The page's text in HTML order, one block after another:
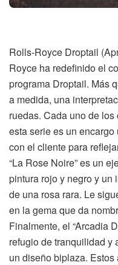
Rolls-Royce Droptail
Royce ha redefinido el
programa Droptail. Más
a medida, una
ruedas. Cada uno de
esta serie es un
con el cliente para
“La Rose Noire” es un
pintura rojo y negro y un
de una rosa rara. Le
en la gema que da
Finalmente, el “Arcadia
refugio de tranquilidad y
un diseño biplaza.